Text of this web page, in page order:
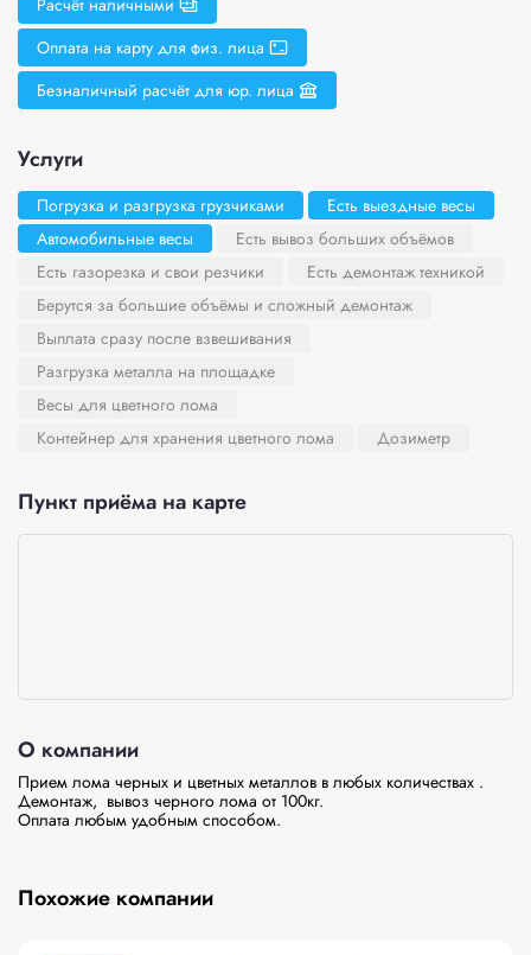
Расчёт наличными
Оплата на карту для физ. лица
Безналичный расчёт для юр. лица
Услуги
Погрузка и разгрузка грузчиками
Есть выездные весы
Автомобильные весы
Есть вывоз больших объёмов
Есть газорезка и свои резчики
Есть демонтаж техникой
Берутся за большие объёмы и сложный демонтаж
Выплата сразу после взвешивания
Разгрузка металла на площадке
Весы для цветного лома
Контейнер для хранения цветного лома
Дозиметр
Пункт приёма на карте
О компании
Прием лома черных и цветных металлов в любых количествах .
Демонтаж,  вывоз черного лома от 100кг.
Оплата любым удобным способом.
Похожие компании